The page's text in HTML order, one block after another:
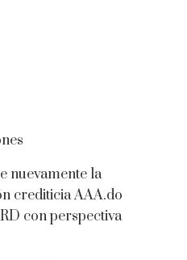
nuevamente la
crediticia AAA.do
con perspectiva